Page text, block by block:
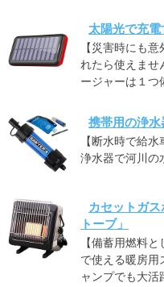
太陽光で充
【災害時にも
れたら使えませ
ージャーは１つ
携帯用の浄水
【断水時で給
浄水器で河川の
カセットガ
トーブ」
【備蓄用燃料
で使える暖房用
ャンプでも大活